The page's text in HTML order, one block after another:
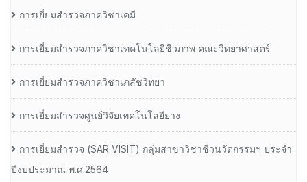
การเยี่ยมสำรวจภาควิชาเคมี
การเยี่ยมสำรวจภาควิชาเทคโนโลยีชีวภาพ คณะวิทยาศาสตร์
การเยี่ยมสำรวจภาควิชาเภสัชวิทยา
การเยี่ยมสำรวจศูนย์วิจัยเทคโนโลยียาง
การเยี่ยมสํารวจ (SAR VISIT) กลุ่มสาขาวิชาชีวนวัตกรรมฯ ประจํา
ปีงบประมาณ พ.ศ.2564